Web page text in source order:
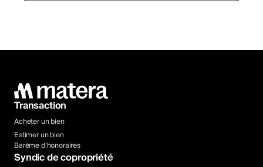
Transaction
Acheter un bien
Estimer un bien
Barème d’honoraires
Syndic de copropriété